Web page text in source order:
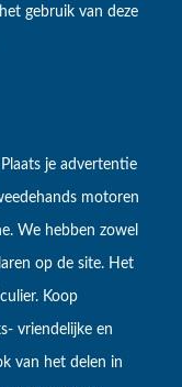
gebruik van deze
je advertentie
motoren
We hebben zowel
op de site. Het
Koop
vriendelijke en
van het delen in